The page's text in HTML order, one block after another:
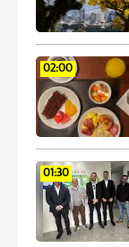
02:00
01:30